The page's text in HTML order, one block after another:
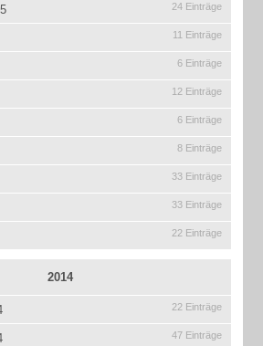
24 Einträge
11 Einträge
6 Einträge
12 Einträge
6 Einträge
8 Einträge
33 Einträge
33 Einträge
22 Einträge
2014
22 Einträge
47 Einträge